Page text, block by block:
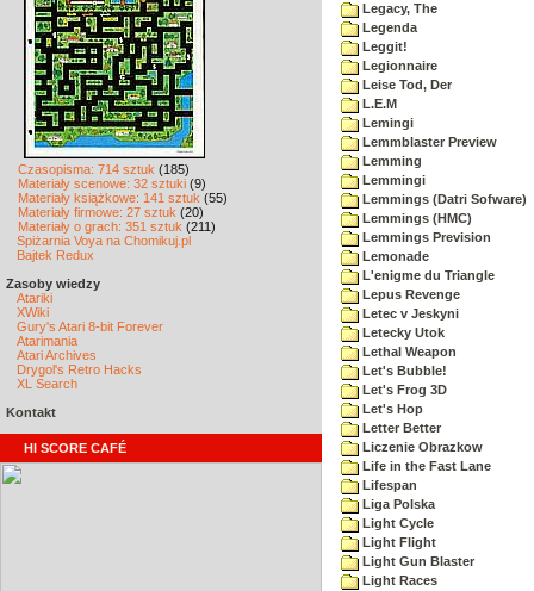
Czasopisma: 714 sztuk (185)
Materiały scenowe: 32 sztuki (9)
Materiały książkowe: 141 sztuk (55)
Materiały firmowe: 27 sztuk (20)
Materiały o grach: 351 sztuk (211)
Spiżarnia Voya na Chomikuj.pl
Bajtek Redux
Zasoby wiedzy
Atariki
XWiki
Gury's Atari 8-bit Forever
Atarimania
Atari Archives
Drygol's Retro Hacks
XL Search
Kontakt
HI SCORE CAFÉ
Legacy, The
Legenda
Leggit!
Legionnaire
Leise Tod, Der
L.E.M
Lemingi
Lemmblaster Preview
Lemming
Lemmingi
Lemmings (Datri Sofware)
Lemmings (HMC)
Lemmings Prevision
Lemonade
L'enigme du Triangle
Lepus Revenge
Letec v Jeskyni
Letecky Utok
Lethal Weapon
Let's Bubble!
Let's Frog 3D
Let's Hop
Letter Better
Liczenie Obrazkow
Life in the Fast Lane
Lifespan
Liga Polska
Light Cycle
Light Flight
Light Gun Blaster
Light Races